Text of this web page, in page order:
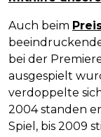
Auch beim
bei der
ausgespielt
verdoppelte
2004 standen
Spiel, bis 2009